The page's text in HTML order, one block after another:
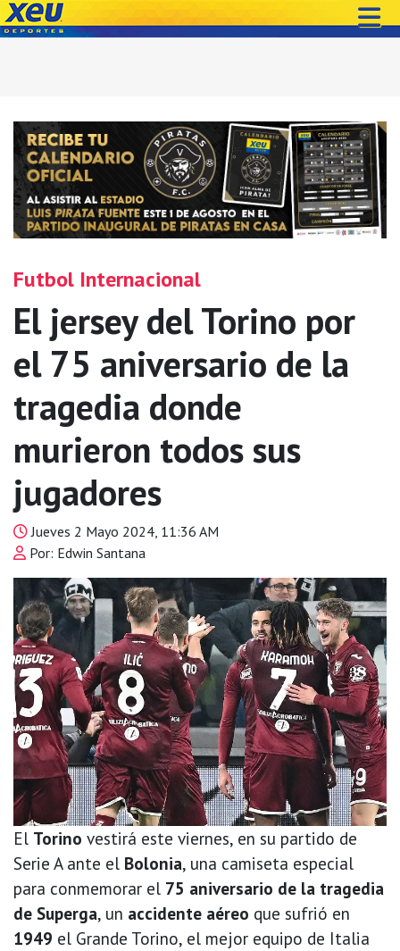
Futbol Internacional
El jersey del Torino por
el 75 aniversario de la
tragedia donde
murieron todos sus
jugadores
Jueves 2 Mayo 2024, 11:36 AM
Por: Edwin Santana
El Torino vestirá este viernes, en su partido de
Serie A ante el Bolonia, una camiseta especial
para conmemorar el 75 aniversario de la tragedia
de Superga, un accidente aéreo que sufrió en
1949 el Grande Torino, el mejor equipo de Italia